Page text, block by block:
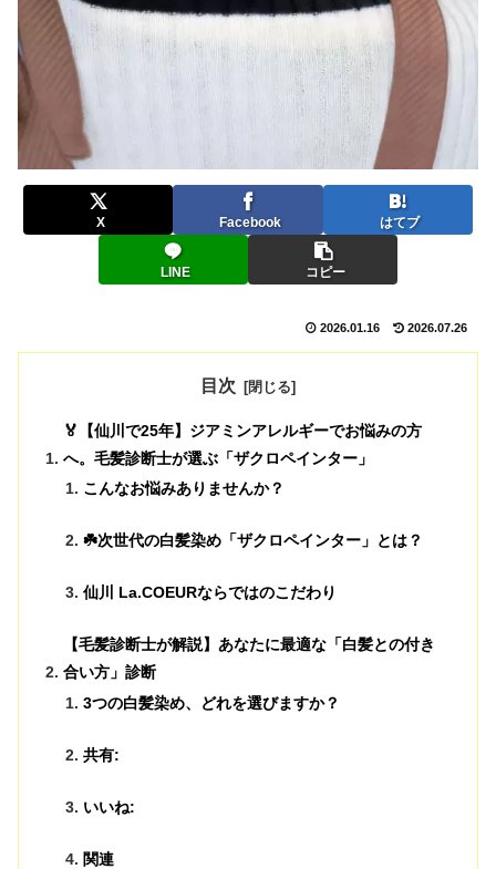
X Facebook はてブ
LINE コピー
2026.01.16 2026.07.26
目次
🏅【仙川で25年】ジアミンアレルギーでお悩みの方
へ。毛髪診断士が選ぶ「ザクロペインター」
こんなお悩みありませんか？
☘️次世代の白髪染め「ザクロペインター」とは？
仙川 La.COEURならではのこだわり
【毛髪診断士が解説】あなたに最適な「白髪との付き
合い方」診断
3つの白髪染め、どれを選びますか？
共有:
いいね:
関連